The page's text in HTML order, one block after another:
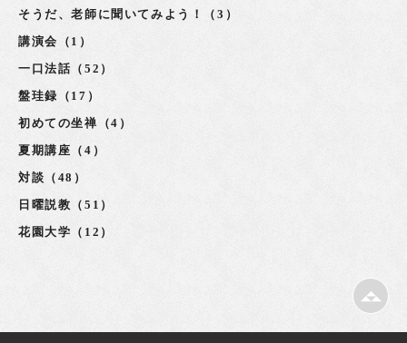
そうだ、老師に聞いてみよう！（3）
講演会（1）
一口法話（52）
盤珪録（17）
初めての坐禅（4）
夏期講座（4）
対談（48）
日曜説教（51）
花園大学（12）